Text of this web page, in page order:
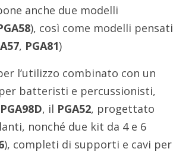
anche due modelli
), così come modelli pensati
, PGA81)
l’utilizzo combinato con un
batteristi e percussionisti,
PGA98D, il PGA52, progettato
nonché due kit da 4 e 6
), completi di supporti e cavi per